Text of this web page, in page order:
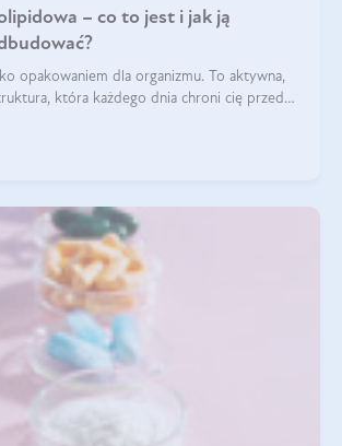
– co to jest i jak ją
opakowaniem dla organizmu. To aktywna,
która każdego dnia chroni cię przed